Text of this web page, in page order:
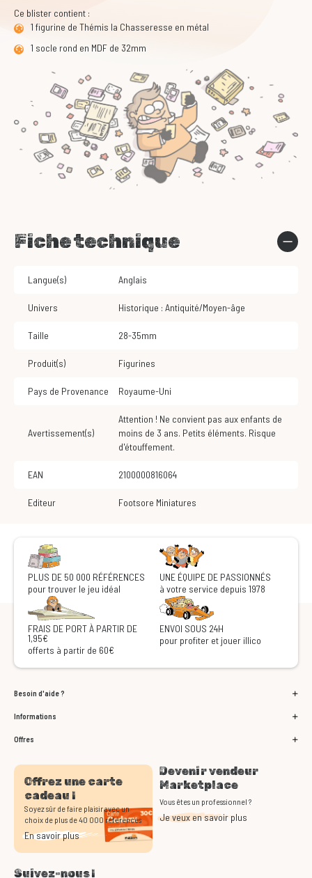
Ce blister contient :
1 figurine de Thémis la Chasseresse en métal
1 socle rond en MDF de 32mm
Fiche technique
Langue(s) Anglais
Univers Historique : Antiquité/Moyen-âge
Taille 28-35mm
Produit(s) Figurines
Pays de Provenance Royaume-Uni
Avertissement(s)
Attention ! Ne convient pas aux enfants de
moins de 3 ans. Petits éléments. Risque
d'étouffement.
EAN 2100000816064
Editeur Footsore Miniatures
PLUS DE 50 000 RÉFÉRENCES
pour trouver le jeu idéal
UNE ÉQUIPE DE PASSIONNÉS
à votre service depuis 1978
FRAIS DE PORT À PARTIR DE
1,95€
offerts à partir de 60€
ENVOI SOUS 24H
pour profiter et jouer illico
Besoin d'aide ?
Informations
Offres
Offrez une carte
cadeau !
Soyez sûr de faire plaisir avec un
choix de plus de 40 000 références
En savoir plus
Devenir vendeur
Marketplace
Vous êtes un professionnel ?
Je veux en savoir plus
Suivez-nous !